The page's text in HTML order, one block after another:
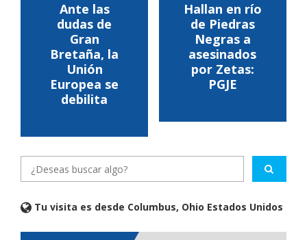
Ante las
dudas de
Gran
Bretaña, la
Unión
Europea se
debilita
Hallan en río
de Piedras
Negras a
asesinados
por Zetas:
PGJE
Tu visita es desde Columbus, Ohio Estados Unidos